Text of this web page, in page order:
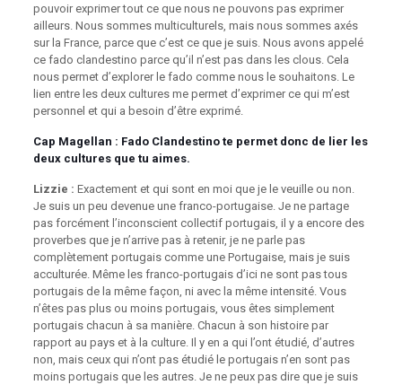
pouvoir exprimer tout ce que nous ne pouvons pas exprimer
ailleurs. Nous sommes multiculturels, mais nous sommes axés
sur la France, parce que c’est ce que je suis. Nous avons appelé
ce fado clandestino parce qu’il n’est pas dans les clous. Cela
nous permet d’explorer le fado comme nous le souhaitons. Le
lien entre les deux cultures me permet d’exprimer ce qui m’est
personnel et qui a besoin d’être exprimé.
Cap Magellan : Fado Clandestino te permet donc de lier les
deux cultures que tu aimes.
Lizzie : Exactement et qui sont en moi que je le veuille ou non.
Je suis un peu devenue une franco-portugaise. Je ne partage
pas forcément l’inconscient collectif portugais, il y a encore des
proverbes que je n’arrive pas à retenir, je ne parle pas
complètement portugais comme une Portugaise, mais je suis
acculturée. Même les franco-portugais d’ici ne sont pas tous
portugais de la même façon, ni avec la même intensité. Vous
n’êtes pas plus ou moins portugais, vous êtes simplement
portugais chacun à sa manière. Chacun à son histoire par
rapport au pays et à la culture. Il y en a qui l’ont étudié, d’autres
non, mais ceux qui n’ont pas étudié le portugais n’en sont pas
moins portugais que les autres. Je ne peux pas dire que je suis